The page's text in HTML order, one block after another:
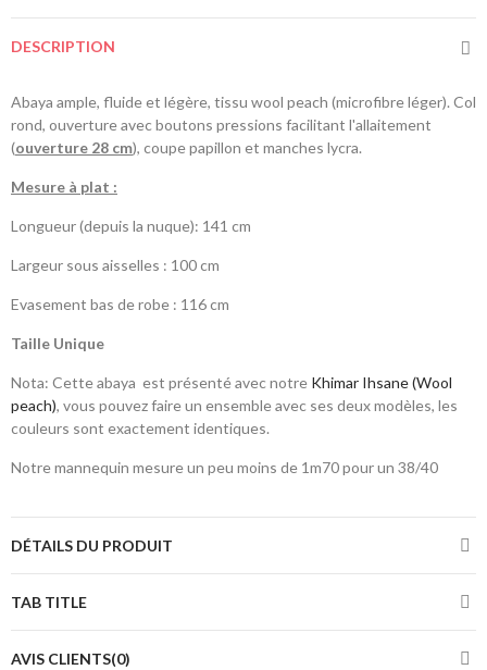
DESCRIPTION
Abaya ample, fluide et légère, tissu wool peach (microfibre léger). Col
rond, ouverture avec boutons pressions facilitant l'allaitement
(ouverture 28 cm), coupe papillon et manches lycra.
Mesure à plat :
Longueur (depuis la nuque): 141 cm
Largeur sous aisselles : 100 cm
Evasement bas de robe : 116 cm
Taille Unique
Nota: Cette abaya est présenté avec notre Khimar Ihsane (Wool
peach), vous pouvez faire un ensemble avec ses deux modèles, les
couleurs sont exactement identiques.
Notre mannequin mesure un peu moins de 1m70 pour un 38/40
DÉTAILS DU PRODUIT
TAB TITLE
AVIS CLIENTS(0)